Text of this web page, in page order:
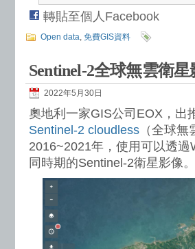
轉貼至個人Facebook
Open data, 免費GIS資料
Sentinel-2全球無雲衛星
2022年5月30日
奧地利一家GIS公司EOX，出
Sentinel-2 cloudless （全球
2016~2021年，使用可以透過
同時期的Sentinel-2衛星影像。